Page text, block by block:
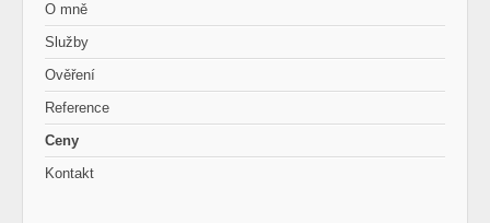
O mně
Služby
Ověření
Reference
Ceny
Kontakt